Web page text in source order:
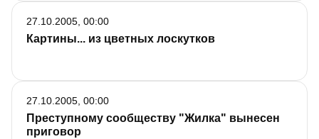
Картины... из цветных лоскутков
27.10.2005, 00:00
Преступному сообществу "Жилка" вынесен
приговор
27.10.2005, 00:00